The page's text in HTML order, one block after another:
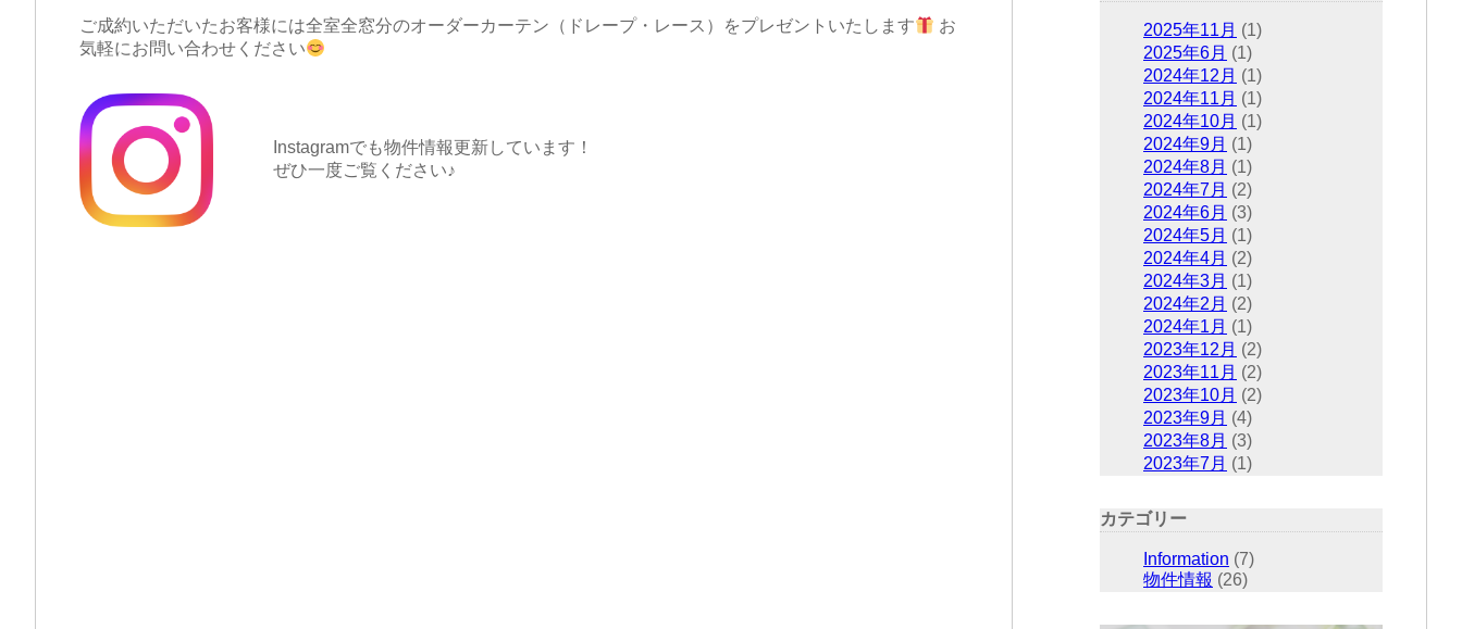
ご成約いただいたお客様には全室全窓分のオーダーカーテン（ドレープ・レース）をプレゼントいたします
お
気軽にお問い合わせください
Instagramでも物件情報更新しています！
ぜひ一度ご覧ください♪
2025年11月 (1)
2025年6月 (1)
2024年12月 (1)
2024年11月 (1)
2024年10月 (1)
2024年9月 (1)
2024年8月 (1)
2024年7月 (2)
2024年6月 (3)
2024年5月 (1)
2024年4月 (2)
2024年3月 (1)
2024年2月 (2)
2024年1月 (1)
2023年12月 (2)
2023年11月 (2)
2023年10月 (2)
2023年9月 (4)
2023年8月 (3)
2023年7月 (1)
カテゴリー
Information (7)
物件情報 (26)